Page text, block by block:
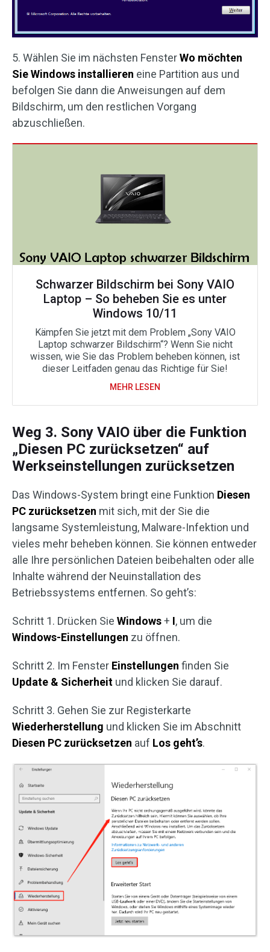
5. Wählen Sie im nächsten FensterWo möchten
Sie Windows installieren eine Partition aus und
befolgen Sie dann die Anweisungen auf dem
Bildschirm, um den restlichen Vorgang
abzuschließen.
Schwarzer Bildschirm bei Sony VAIO
Laptop – So beheben Sie es unter
Windows 10/11
Kämpfen Sie jetzt mit dem Problem „Sony VAIO
Laptop schwarzer Bildschirm“? Wenn Sie nicht
wissen, wie Sie das Problem beheben können, ist
dieser Leitfaden genau das Richtige für Sie!
MEHR LESEN
Weg 3. Sony VAIO über die Funktion
„Diesen PC zurücksetzen“ auf
Werkseinstellungen zurücksetzen
Das Windows-System bringt eine Funktion Diesen
PC zurücksetzen mit sich, mit der Sie die
langsame Systemleistung, Malware-Infektion und
vieles mehr beheben können. Sie können entweder
alle Ihre persönlichen Dateien beibehalten oder alle
Inhalte während der Neuinstallation des
Betriebssystems entfernen. So geht’s:
Schritt 1. Drücken Sie Windows+ I, um die
Windows-Einstellungen zu öffnen.
Schritt 2. Im Fenster Einstellungen finden Sie
Update & Sicherheit und klicken Sie darauf.
Schritt 3. Gehen Sie zur Registerkarte
Wiederherstellung und klicken Sie im Abschnitt
Diesen PC zurücksetzen auf Los geht’s.